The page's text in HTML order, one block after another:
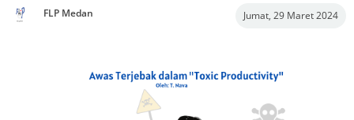
FLP Medan Jumat, 29 Maret 2024